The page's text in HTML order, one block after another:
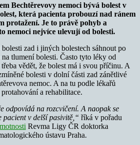
Bechtěrevovy nemoci bývá bolest v
která pacienta probouzí nad ránem
protažení. Je to právě pohyb a
nemoci nejvíce ulevují od bolesti.
zad i jiných bolestech sáhnout po
tlumení bolesti. Často tyto léky od
vědět, že bolest má i svou příčinu. A
bolesti v dolní části zad zánětlivé
nemoc. A na tu podle lékařů
a rehabilitace.
odpovídá na rozcvičení. A naopak se
pacient v delší pasivitě,“ říká v pořadu
Revma Ligy ČR doktorka
ústavu Praha.